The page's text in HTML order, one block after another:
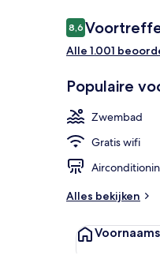
Beoordelingen
8,68,6 op 10 –
Alle 1.001
Populaire
Zwembad
Gratis wifi
Alles bekijken